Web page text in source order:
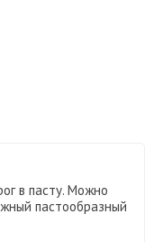
в пасту. Можно
пастообразный